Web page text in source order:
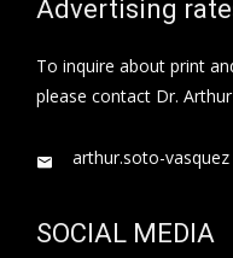
Advertising
To inquire about print
please contact Dr.
arthur.soto-
SOCIAL MEDIA